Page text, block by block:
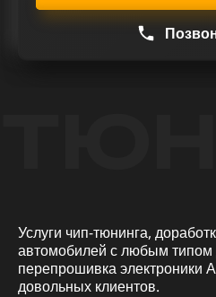
Услуги чип-тюнинга,
автомобилей с любым типом
перепрошивка электроники
довольных клиентов.